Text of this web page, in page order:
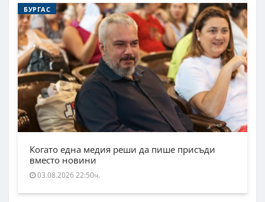
БУРГАС
Когато една медия реши да пише присъди
вместо новини
03.08.2026 22:50ч.